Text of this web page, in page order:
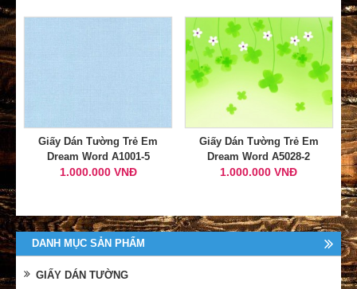
Giấy Dán Tường Trẻ Em
Dream Word A1001-5
1.000.000 VNĐ
Giấy Dán Tường Trẻ Em
Dream Word A5028-2
1.000.000 VNĐ
DANH MỤC SẢN PHẨM
GIẤY DÁN TƯỜNG